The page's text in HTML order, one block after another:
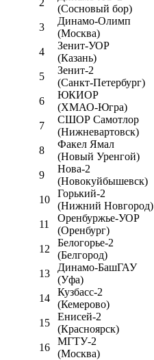
2
(Сосновый бор)
3
Динамо-Олимп
(Москва)
4
Зенит-УОР
(Казань)
5
Зенит-2
(Санкт-Петербург)
6
ЮКИОР
(ХМАО-Югра)
7
СШОР Самотлор
(Нижневартовск)
8
Факел Ямал
(Новый Уренгой)
9
Нова-2
(Новокуйбышевск)
10
Горький-2
(Нижний Новгород)
11
Оренбуржье-УОР
(Оренбург)
12
Белогорье-2
(Белгород)
13
Динамо-БашГАУ
(Уфа)
14
Кузбасс-2
(Кемерово)
15
Енисей-2
(Красноярск)
16
МГТУ-2
(Москва)